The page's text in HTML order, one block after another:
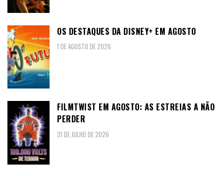
OS DESTAQUES DA DISNEY+ EM AGOSTO
1 DE AGOSTO DE 2026
FILMTWIST EM AGOSTO: AS ESTREIAS A NÃO
PERDER
31 DE JULHO DE 2026